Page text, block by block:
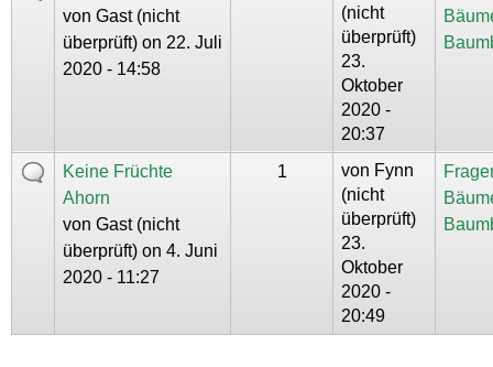
von Gast (nicht
überprüft) on 22. Juli
2020 - 14:58
(nicht
überprüft)
23.
Oktober
2020 -
20:37
Keine Früchte
Ahorn
von Gast (nicht
überprüft) on 4. Juni
2020 - 11:27
1 von Fynn
(nicht
überprüft)
23.
Oktober
2020 -
20:49